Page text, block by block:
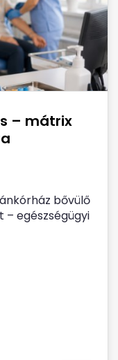
– mátrix
bővülő
egészségügyi